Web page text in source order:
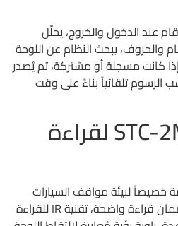
عند الدخول والخروج، يحلّل
والحروف، يبحث النظام عن اللوحة
كانت مسجلة أو مشتركة، ثم يُصدر
الرسوم تلقائياً بناءً على وقت
كاميرا STC-2MANBR لقراءة
لبيئة مواقف السيارات
وتتميز بدقة 2 ميجابيكسل لضمان قراءة واضحة، تقنية IR للقراءة